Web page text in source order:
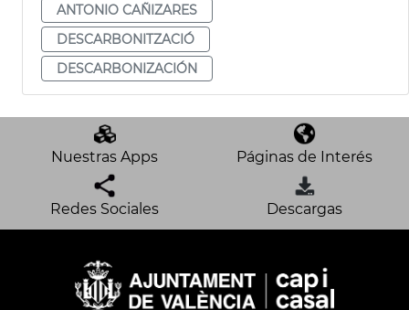
ANTONIO CAÑIZARES
DESCARBONITZACIÓ
DESCARBONIZACIÓN
Nuestras Apps Páginas de Interés
Redes Sociales Descargas